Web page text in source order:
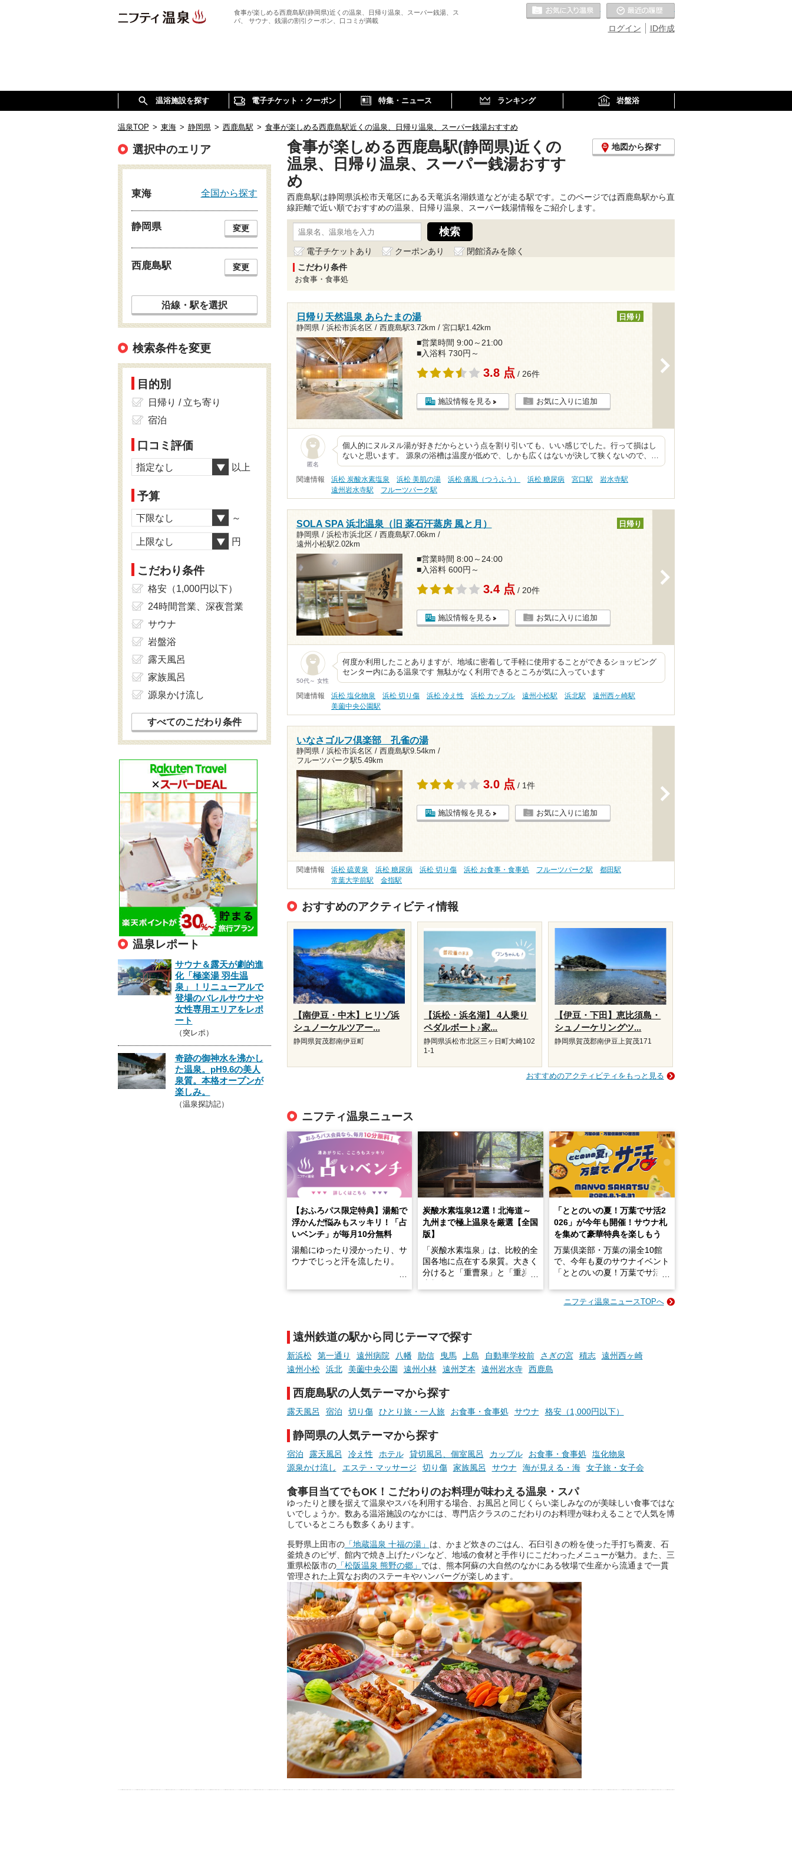
食事が楽しめる西鹿島駅(静岡県)近くの温泉、日帰り温泉、スーパー銭湯、ス
パ、 サウナ、銭湯の割引クーポン、口コミが満載
ID作成
ログイン
お気に入りの温泉
温浴施設を探す 電子チケット・クーポン 特集・ニュース ランキング 岩盤浴
温泉TOP > 東海 > 静岡県 > 西鹿島駅 > 食事が楽しめる西鹿島駅近くの温泉、日帰り温泉、スーパー銭湯おすすめ
食事が楽しめる西鹿島駅(静岡県)近くの
温泉、日帰り温泉、スーパー銭湯おすす
め
地図から探す
西鹿島駅は静岡県浜松市天竜区にある天竜浜名湖鉄道などが走る駅です。このページでは西鹿島駅から直
線距離で近い順でおすすめの温泉、日帰り温泉、スーパー銭湯情報をご紹介します。
電子チケットあり クーポンあり
閉館済みを除く
こだわり条件
お食事・食事処
日帰り天然温泉 あらたまの湯
静岡県 / 浜松市浜名区 / 西鹿島駅3.72km / 宮口駅1.42km
日帰り
■営業時間 9:00～21:00
■入浴料 730円～
3.8 点 / 26件
施設情報を見る お気に入りに追加
匿名
個人的にヌルヌル湯が好きだからという点を割り引いても、いい感じでした。行って損はし
ないと思います。 源泉の浴槽は温度が低めで、しかも広くはないが決して狭くないので、…
関連情報 浜松 炭酸水素塩泉 浜松 美肌の湯 浜松 痛風（つうふう） 浜松 糖尿病 宮口駅
岩水寺駅
遠州岩水寺駅
フルーツパーク駅
SOLA SPA 浜北温泉（旧 薬石汗蒸房 風と月）
静岡県 / 浜松市浜北区 / 西鹿島駅7.06km /
遠州小松駅2.02km
日帰り
■営業時間 8:00～24:00
■入浴料 600円～
3.4 点 / 20件
施設情報を見る お気に入りに追加
50代～ 女性
何度か利用したことありますが、地域に密着して手軽に使用することができるショッピング
センター内にある温泉です 無駄がなく利用できるところが気に入っています
関連情報 浜松 塩化物泉 浜松 切り傷 浜松 冷え性 浜松 カップル 遠州小松駅 浜北駅
遠州西ヶ崎駅
美薗中央公園駅
いなさゴルフ倶楽部 孔雀の湯
静岡県 / 浜松市浜名区 / 西鹿島駅9.54km /
フルーツパーク駅5.49km
3.0 点 / 1件
施設情報を見る お気に入りに追加
関連情報 浜松 硫黄泉 浜松 糖尿病 浜松 切り傷 浜松 お食事・食事処 フルーツパーク駅
都田駅
常葉大学前駅
金指駅
おすすめのアクティビティ情報
【南伊豆・中木】ヒリゾ浜
シュノーケルツアー...
静岡県賀茂郡南伊豆町
【浜松・浜名湖】 4人乗り
ペダルボート♪家...
静岡県浜松市北区三ヶ日町大崎102
1-1
【伊豆・下田】恵比須島・
シュノーケリングツ...
静岡県賀茂郡南伊豆上賀茂171
おすすめのアクティビティをもっと見る
ニフティ温泉ニュース
【おふろパス限定特典】湯船で
浮かんだ悩みもスッキリ！「占
いベンチ」が毎月10分無料
湯船にゆったり浸かったり、サ
ウナでじっと汗を流したり。
っとした悩み」が、頭に浮かん
でくることはありませんか？
お風呂でリラックスしているか
らこそ向き合える、大切な自分
の本音。
そんな心のつぶやきを、湯あが
りの温まった心のまま相談でき
たら素敵ですよね。
ニフティ温泉の「占いベンチ」
は、そんなあなたの心のつぶや
きをプロの占い師に相談するこ
とができるサービスです。
おふろパス会員様なら、この特
別なひとときを「毎月10分無
料」でご利用いただけます。
お湯で体がほぐれたら、次は占
い師さんとお話しして、心もほ
ぐしてみませんか？
炭酸水素塩泉12選！北海道～
九州まで極上温泉を厳選【全国
版】
「炭酸水素塩泉」は、比較的全
国各地に点在する泉質。大きく
分けると「重曹泉」と「重炭酸
す。
今回は筆者自ら入浴した中か
ら、日本各地にある炭酸水素塩
日帰り入浴可能で、源泉かけ流
しと泉質の良さにこだわりつ
つ、万人におすすめしたい施設
を厳選しました。
「ととのいの夏！万葉でサ活2
026」が今年も開催！サウナ札
を集めて豪華特典を楽しもう
万葉倶楽部・万葉の湯全10館
で、今年も夏のサウナイベント
「ととのいの夏！万葉でサ活2
2026年8月1日（土）～8月31
札」を集めることで、オリジナ
ルグッズや無料券などの特典と
ュやアウフグースなど、サウナ
好きにはたまらない多彩なイベ
───
提供元：万葉倶楽部株式会社
【PR】
この記事は万葉倶楽部株式会社
のPR記事です。
ニフティ温泉ニュースTOPへ
遠州鉄道の駅から同じテーマで探す
新浜松 第一通り 遠州病院 八幡 助信 曳馬 上島 自動車学校前 さぎの宮 積志
遠州西ヶ崎
遠州小松
浜北 美薗中央公園 遠州小林 遠州芝本 遠州岩水寺 西鹿島
西鹿島駅の人気テーマから探す
露天風呂 宿泊 切り傷 ひとり旅・一人旅 お食事・食事処 サウナ 格安（1,000円以下）
静岡県の人気テーマから探す
宿泊 露天風呂 冷え性 ホテル 貸切風呂、個室風呂 カップル お食事・食事処
塩化物泉
源泉かけ流し
エステ・マッサージ 切り傷 家族風呂 サウナ 海が見える・海 女子旅・女子会
食事目当てでもOK！こだわりのお料理が味わえる温泉・スパ
ゆったりと腰を据えて温泉やスパを利用する場合、お風呂と同じくらい楽しみなのが美味しい食事ではな
いでしょうか。数ある温浴施設のなかには、専門店クラスのこだわりのお料理が味わえることで人気を博
しているところも数多くあります。
長野県上田市の「地蔵温泉 十福の湯」 は、かまど炊きのごはん、石臼引きの粉を使った手打ち蕎麦、石
釜焼きのピザ、館内で焼き上げたパンなど、地域の食材と手作りにこだわったメニューが魅力。また、三
重県松阪市の「松阪温泉 熊野の郷」 では、熊本阿蘇の大自然のなかにある牧場で生産から流通まで一貫
管理された上質なお肉のステーキやハンバーグが楽しめます。
選択中のエリア
東海 全国から探す
静岡県 変更
西鹿島駅 変更
沿線・駅を選択
検索条件を変更
目的別
日帰り / 立ち寄り
宿泊
口コミ評価
指定なし 以上
予算
下限なし ～
上限なし 円
こだわり条件
格安（1,000円以下）
24時間営業、深夜営業
サウナ
岩盤浴
露天風呂
家族風呂
源泉かけ流し
すべてのこだわり条件
温泉レポート
サウナ＆露天が劇的進
化「極楽湯 羽生温
泉」！リニューアルで
登場のバレルサウナや
女性専用エリアをレポ
ート
（突レポ）
奇跡の御神水を沸かし
た温泉。pH9.6の美人
泉質。本格オープンが
楽しみ。
（温泉探訪記）